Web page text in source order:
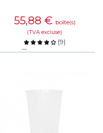
55,88 € boîte(s)
(TVA excluse)
(9)
Comparer